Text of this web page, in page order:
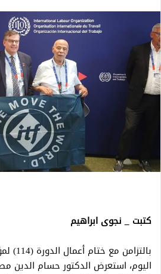
كتبت _ نجوى ابراهيم
اليوم، استعرض الدكتور حسام الدين